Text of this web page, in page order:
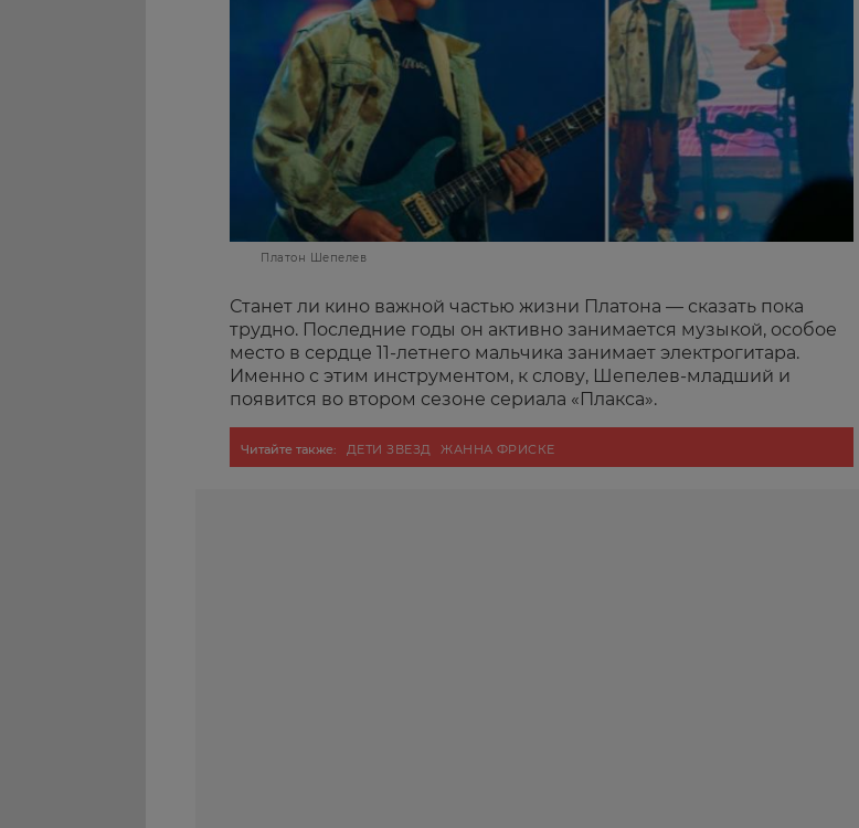
Платон Шепелев
Станет ли кино важной частью жизни Платона — сказать пока
трудно. Последние годы он активно занимается музыкой, особое
место в сердце 11-летнего мальчика занимает электрогитара.
Именно с этим инструментом, к слову, Шепелев-младший и
появится во втором сезоне сериала «Плакса».
Читайте также: ДЕТИ ЗВЕЗД ЖАННА ФРИСКЕ